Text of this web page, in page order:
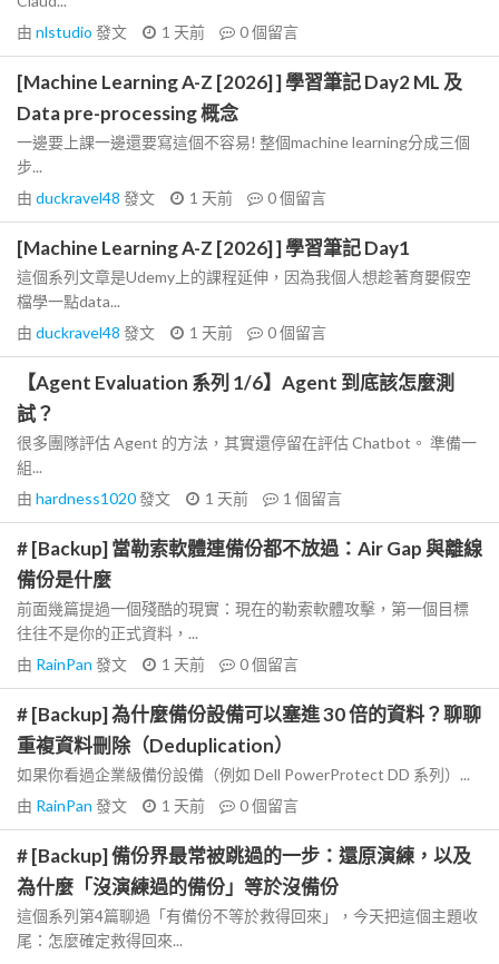
由 nlstudio 發文 1 天前 0個留言
[Machine Learning A-Z [2026] ] 學習筆記 Day2 ML 及
Data pre-processing 概念
一邊要上課一邊還要寫這個不容易! 整個machine learning分成三個
步...
由 duckravel48 發文 1 天前 0個留言
[Machine Learning A-Z [2026] ] 學習筆記 Day1
這個系列文章是Udemy上的課程延伸，因為我個人想趁著育嬰假空
檔學一點data...
由 duckravel48 發文 1 天前 0個留言
【Agent Evaluation 系列 1/6】Agent 到底該怎麼測
試？
很多團隊評估 Agent 的方法，其實還停留在評估 Chatbot。 準備一
組...
由 hardness1020發文 1 天前 1 個留言
# [Backup] 當勒索軟體連備份都不放過：Air Gap 與離線
備份是什麼
前面幾篇提過一個殘酷的現實：現在的勒索軟體攻擊，第一個目標
往往不是你的正式資料，...
由 RainPan 發文 1 天前 0個留言
# [Backup] 為什麼備份設備可以塞進 30 倍的資料？聊聊
重複資料刪除（Deduplication）
如果你看過企業級備份設備（例如 Dell PowerProtect DD 系列）...
由 RainPan 發文 1 天前 0個留言
# [Backup] 備份界最常被跳過的一步：還原演練，以及
為什麼「沒演練過的備份」等於沒備份
這個系列第4篇聊過「有備份不等於救得回來」，今天把這個主題收
尾：怎麼確定救得回來...